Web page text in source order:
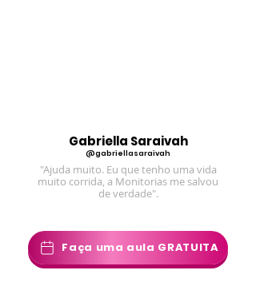
Gabriella Saraivah
@gabriellasaraivah
"Ajuda muito. Eu que tenho uma vida
muito corrida, a Monitorias me salvou
de verdade".
Faça uma aula GRATUITA